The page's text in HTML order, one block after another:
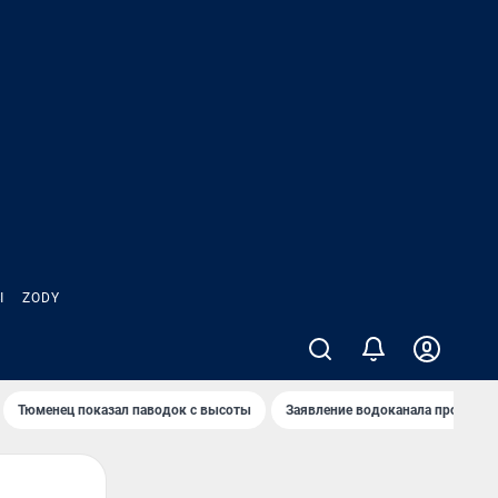
ZODY
Тюменец показал паводок с высоты Заявление водоканала про